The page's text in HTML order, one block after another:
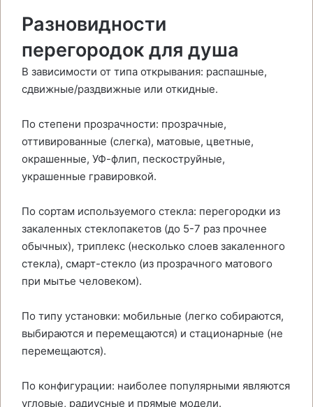
Разновидности
перегородок для душа
В зависимости от типа открывания: распашные,
сдвижные/раздвижные или откидные.
По степени прозрачности: прозрачные,
оттивированные (слегка), матовые, цветные,
окрашенные, УФ-флип, пескоструйные,
украшенные гравировкой.
По сортам используемого стекла: перегородки из
закаленных стеклопакетов (до 5-7 раз прочнее
обычных), триплекс (несколько слоев закаленного
стекла), смарт-стекло (из прозрачного матового
при мытье человеком).
По типу установки: мобильные (легко собираются,
выбираются и перемещаются) и стационарные (не
перемещаются).
По конфигурации: наиболее популярными являются
угловые, радиусные и прямые модели.